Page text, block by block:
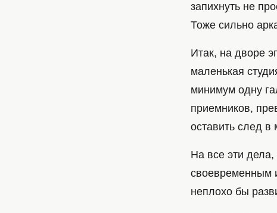
запихнуть не
Тоже сильно
Итак, на дворе
маленькая
минимум одну
приемников,
оставить след в
На все эти
своевременным
неплохо бы